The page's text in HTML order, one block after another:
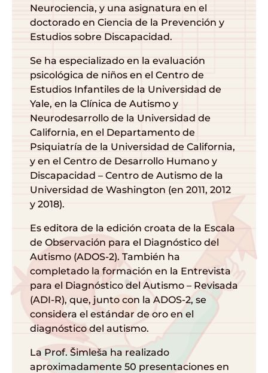
Neurociencia, y una asignatura en el
doctorado en Ciencia de la Prevención y
Estudios sobre Discapacidad.
Se ha especializado en la evaluación
psicológica de niños en el Centro de
Estudios Infantiles de la Universidad de
Yale, en la Clínica de Autismo y
Neurodesarrollo de la Universidad de
California, en el Departamento de
Psiquiatría de la Universidad de California,
y en el Centro de Desarrollo Humano y
Discapacidad – Centro de Autismo de la
Universidad de Washington (en 2011, 2012
y 2018).
Es editora de la edición croata de la Escala
de Observación para el Diagnóstico del
Autismo (ADOS-2). También ha
completado la formación en la Entrevista
para el Diagnóstico del Autismo – Revisada
(ADI-R), que, junto con la ADOS-2, se
considera el estándar de oro en el
diagnóstico del autismo.
La Prof. Šimleša ha realizado
aproximadamente 50 presentaciones en